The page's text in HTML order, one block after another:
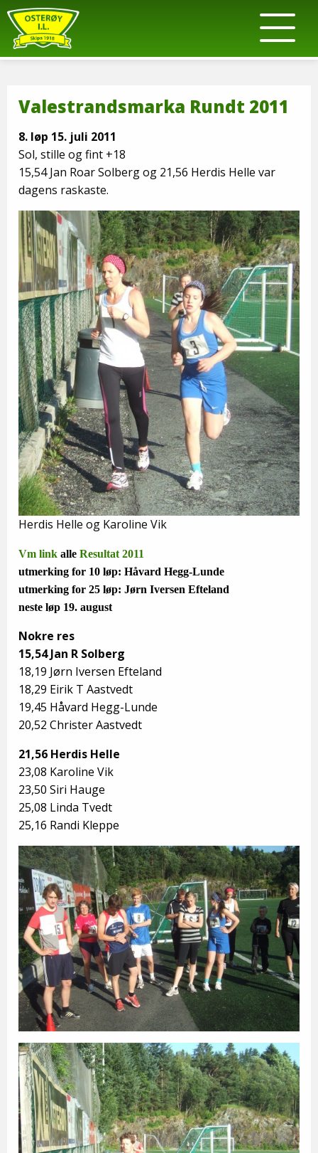
Valestrandsmarka Rundt 2011
8. løp 15. juli 2011
Sol, stille og fint +18
15,54 Jan Roar Solberg og 21,56 Herdis Helle var
dagens raskaste.
Herdis Helle og Karoline Vik
Vm link alle Resultat 2011
utmerking for 10 løp: Håvard Hegg-Lunde
utmerking for 25 løp: Jørn Iversen Efteland
neste løp 19. august
Nokre res
15,54 Jan R Solberg
18,19 Jørn Iversen Efteland
18,29 Eirik T Aastvedt
19,45 Håvard Hegg-Lunde
20,52 Christer Aastvedt
21,56 Herdis Helle
23,08 Karoline Vik
23,50 Siri Hauge
25,08 Linda Tvedt
25,16 Randi Kleppe